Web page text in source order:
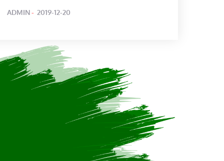
ADMIN
POSTED
2019-12-20